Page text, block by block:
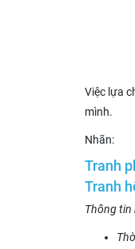
Việc lựa
mình.
Nhãn:
Tranh
Tranh
Thông tin